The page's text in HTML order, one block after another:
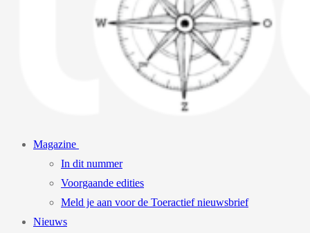
Magazine
In dit nummer
Voorgaande edities
Meld je aan voor de Toeractief nieuwsbrief
Nieuws